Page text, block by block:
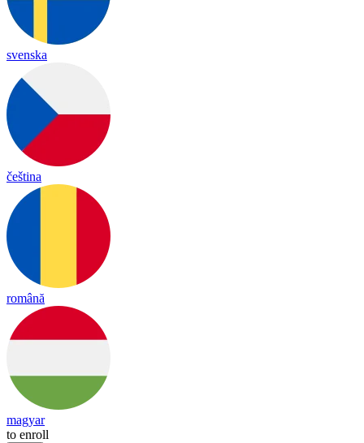
svenska
čeština
română
magyar
to enroll